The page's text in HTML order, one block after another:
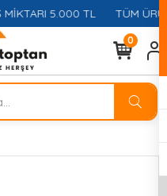
5.000 TL TÜM
0